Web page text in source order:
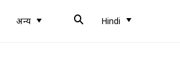
अन्य Hindi